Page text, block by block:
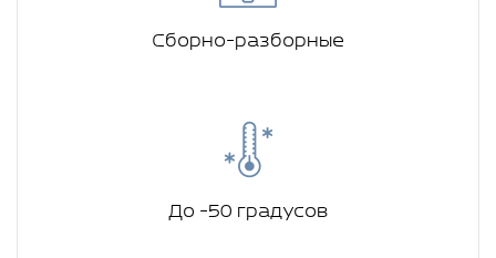
Сборно-разборные
До -50 градусов